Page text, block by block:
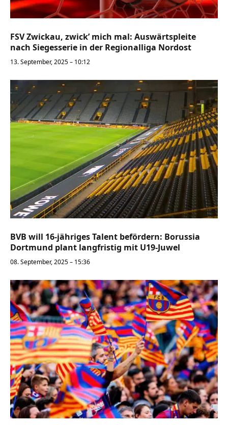
FSV Zwickau, zwick’ mich mal: Auswärtspleite
nach Siegesserie in der Regionalliga Nordost
13. September, 2025 – 10:12
BVB will 16-jähriges Talent befördern: Borussia
Dortmund plant langfristig mit U19-Juwel
08. September, 2025 – 15:36